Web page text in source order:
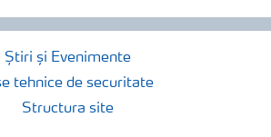
Știri și Evenimente
tehnice de securitate
Structura site